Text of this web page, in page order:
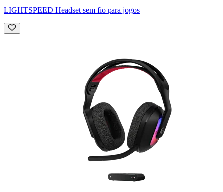
LIGHTSPEED Headset sem fio para jogos